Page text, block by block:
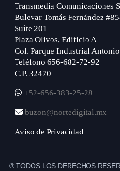
Transmedia Comunicaciones
Bulevar Tomás Fernández
Suite 201
Plaza Olivos, Edificio A
Col. Parque Industrial
Teléfono 656-682-72-92
C.P. 32470
+52-656-383-25-28
buzon@nortedigital.mx
Aviso de Privacidad
® TODOS LOS DERECHOS